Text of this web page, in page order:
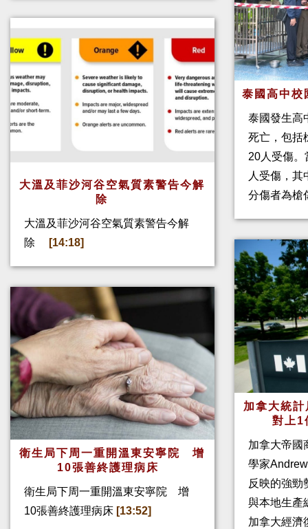
大溫及菲沙河谷空氣質素警告今解
除
大溫及菲沙河谷空氣質素警告今解
除
[14:18]
衛生局下周一重開溫東安寧院 增
10張善終護理病床
衛生局下周一重開溫東安寧院 增
10張善終護理病床 [13:52]
泰國高中
泰國發生高
死亡，包括
20人受傷
人受傷，其
分傷者為槍
加拿大統
對上
加拿大帝國
學家
反映的強勁
與本地生產
加拿大經濟